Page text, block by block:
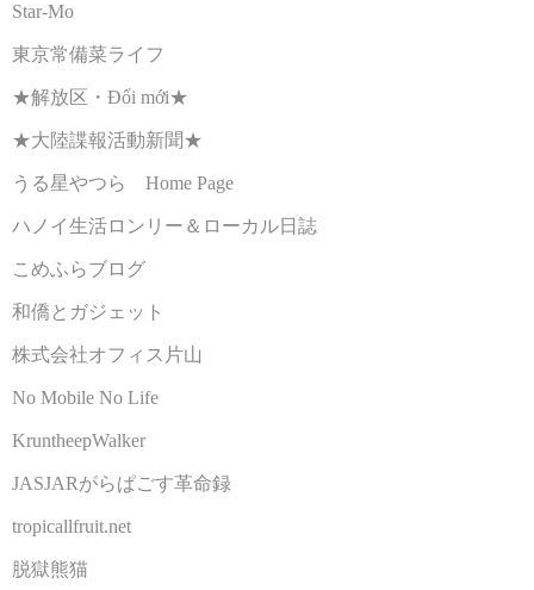
Star-Mo
東京常備菜ライフ
★解放区・Đổi mới★
★大陸諜報活動新聞★
うる星やつら Home Page
ハノイ生活ロンリー＆ローカル日誌
こめふらブログ
和僑とガジェット
株式会社オフィス片山
No Mobile No Life
KruntheepWalker
JASJARがらぱごす革命録
tropicallfruit.net
脱獄熊猫